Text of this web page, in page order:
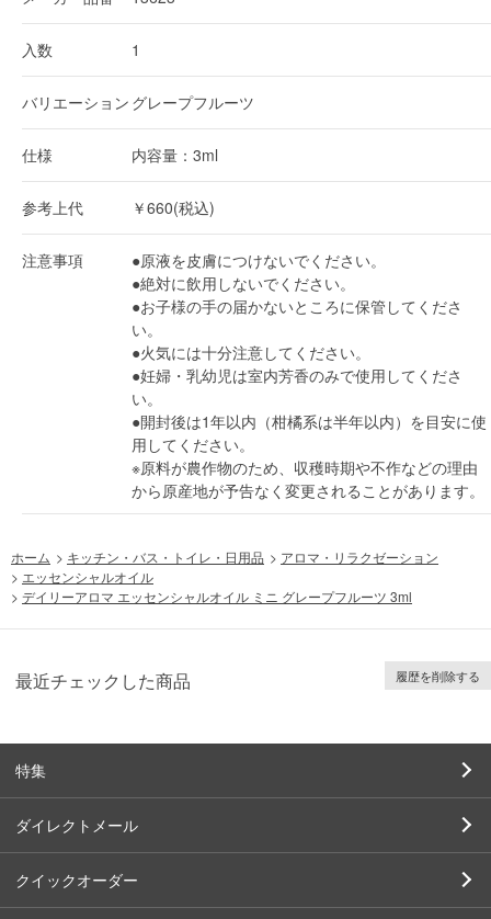
入数 1
バリエーション グレープフルーツ
仕様 内容量：3ml
参考上代 ￥660(税込)
注意事項
●原液を皮膚につけないでください。
●絶対に飲用しないでください。
●お子様の手の届かないところに保管してくださ
い。
●火気には十分注意してください。
●妊婦・乳幼児は室内芳香のみで使用してくださ
い。
●開封後は1年以内（柑橘系は半年以内）を目安に使
用してください。
※原料が農作物のため、収穫時期や不作などの理由
から原産地が予告なく変更されることがあります。
ホーム > キッチン・バス・トイレ・日用品 > アロマ・リラクゼーション
> エッセンシャルオイル
> デイリーアロマ エッセンシャルオイル ミニ グレープフルーツ 3ml
最近チェックした商品 履歴を削除する
特集
ダイレクトメール
クイックオーダー